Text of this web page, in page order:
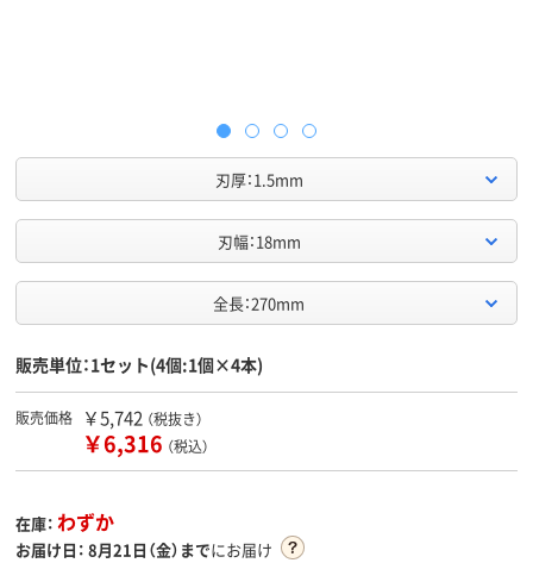
刃厚：1.5mm
刃幅：18mm
全長：270mm
販売単位：1セット(4個:1個×4本)
販売価格 ￥5,742 （税抜き）
￥6,316 （税込）
在庫： わずか
お届け日： 8月21日（金）までにお届け